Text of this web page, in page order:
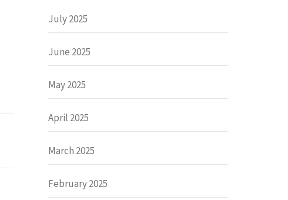
July 2025
June 2025
May 2025
April 2025
March 2025
February 2025